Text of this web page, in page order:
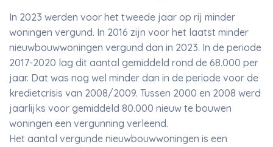
In 2023 werden voor het tweede jaar op rij minder
woningen vergund. In 2016 zijn voor het laatst minder
nieuwbouwwoningen vergund dan in 2023. In de periode
2017-2020 lag dit aantal gemiddeld rond de 68.000 per
jaar. Dat was nog wel minder dan in de periode voor de
kredietcrisis van 2008/2009. Tussen 2000 en 2008 werd
jaarlijks voor gemiddeld 80.000 nieuw te bouwen
woningen een vergunning verleend.
Het aantal vergunde nieuwbouwwoningen is een